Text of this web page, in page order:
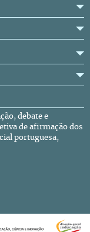
debate e
de afirmação dos
portuguesa,